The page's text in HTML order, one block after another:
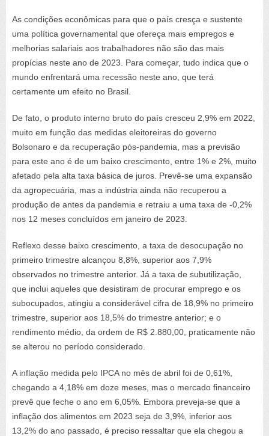
As condições econômicas para que o país cresça e sustente
uma política governamental que ofereça mais empregos e
melhorias salariais aos trabalhadores não são das mais
propícias neste ano de 2023. Para começar, tudo indica que o
mundo enfrentará uma recessão neste ano, que terá
certamente um efeito no Brasil.
De fato, o produto interno bruto do país cresceu 2,9% em 2022,
muito em função das medidas eleitoreiras do governo
Bolsonaro e da recuperação pós-pandemia, mas a previsão
para este ano é de um baixo crescimento, entre 1% e 2%, muito
afetado pela alta taxa básica de juros. Prevê-se uma expansão
da agropecuária, mas a indústria ainda não recuperou a
produção de antes da pandemia e retraiu a uma taxa de -0,2%
nos 12 meses concluídos em janeiro de 2023.
Reflexo desse baixo crescimento, a taxa de desocupação no
primeiro trimestre alcançou 8,8%, superior aos 7,9%
observados no trimestre anterior. Já a taxa de subutilização,
que inclui aqueles que desistiram de procurar emprego e os
subocupados, atingiu a considerável cifra de 18,9% no primeiro
trimestre, superior aos 18,5% do trimestre anterior; e o
rendimento médio, da ordem de R$ 2.880,00, praticamente não
se alterou no período considerado.
A inflação medida pelo IPCA no mês de abril foi de 0,61%,
chegando a 4,18% em doze meses, mas o mercado financeiro
prevê que feche o ano em 6,05%. Embora preveja-se que a
inflação dos alimentos em 2023 seja de 3,9%, inferior aos
13,2% do ano passado, é preciso ressaltar que ela chegou a